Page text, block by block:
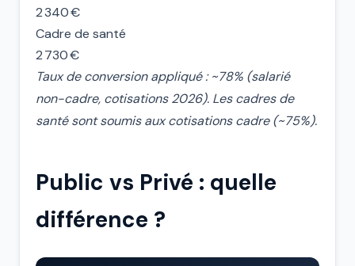
2 340 €
Cadre de santé
2 730 €
Taux de conversion appliqué : ~78% (salarié
non-cadre, cotisations 2026). Les cadres de
santé sont soumis aux cotisations cadre (~75%).
Public vs Privé : quelle
différence ?